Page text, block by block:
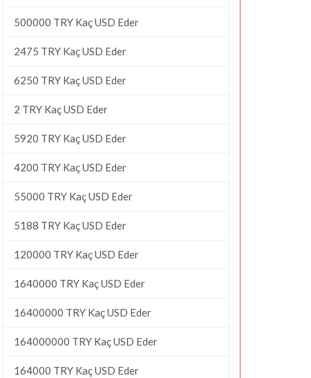
500000 TRY Kaç USD Eder
2475 TRY Kaç USD Eder
6250 TRY Kaç USD Eder
2 TRY Kaç USD Eder
5920 TRY Kaç USD Eder
4200 TRY Kaç USD Eder
55000 TRY Kaç USD Eder
5188 TRY Kaç USD Eder
120000 TRY Kaç USD Eder
1640000 TRY Kaç USD Eder
16400000 TRY Kaç USD Eder
164000000 TRY Kaç USD Eder
164000 TRY Kaç USD Eder